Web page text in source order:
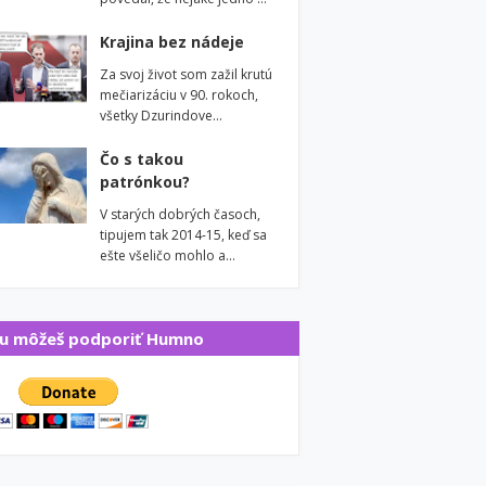
Krajina bez nádeje
Za svoj život som zažil krutú
mečiarizáciu v 90. rokoch,
všetky Dzurindove…
Čo s takou
patrónkou?
V starých dobrých časoch,
tipujem tak 2014-15, keď sa
ešte všeličo mohlo a…
môžeš podporiť Humno